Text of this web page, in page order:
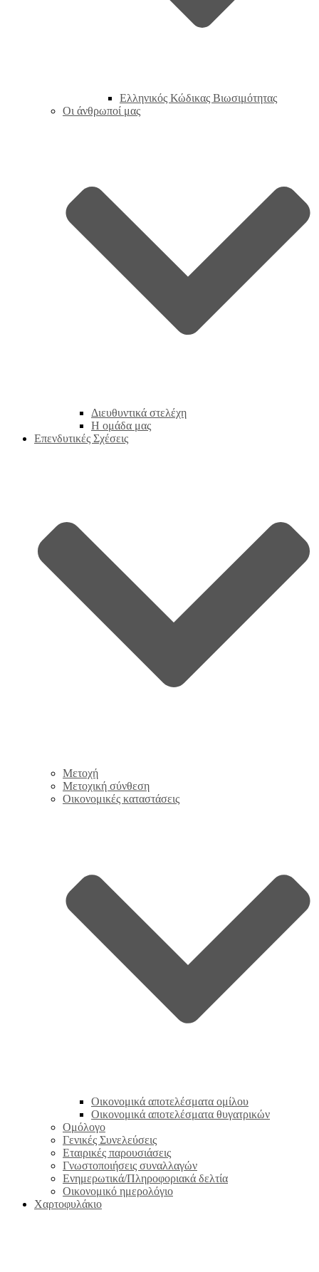
Ελληνικός Κώδικας Βιωσιμότητας
Οι άνθρωποί μας
Διευθυντικά στελέχη
Η ομάδα μας
Επενδυτικές Σχέσεις
Μετοχή
Μετοχική σύνθεση
Οικονομικές καταστάσεις
Οικονομικά αποτελέσματα ομίλου
Οικονομικά αποτελέσματα θυγατρικών
Ομόλογο
Γενικές Συνελεύσεις
Εταιρικές παρουσιάσεις
Γνωστοποιήσεις συναλλαγών
Ενημερωτικά/Πληροφοριακά δελτία
Οικονομικό ημερολόγιο
Χαρτοφυλάκιο